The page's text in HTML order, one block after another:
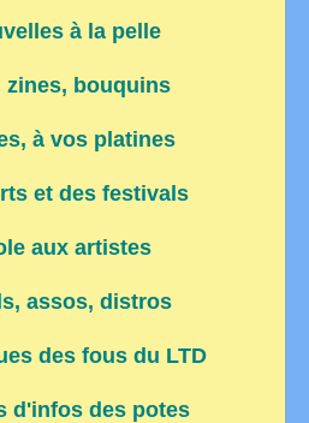
à la pelle
zines, bouquins
à vos platines
et des festivals
aux artistes
assos, distros
des fous du LTD
d'infos des potes